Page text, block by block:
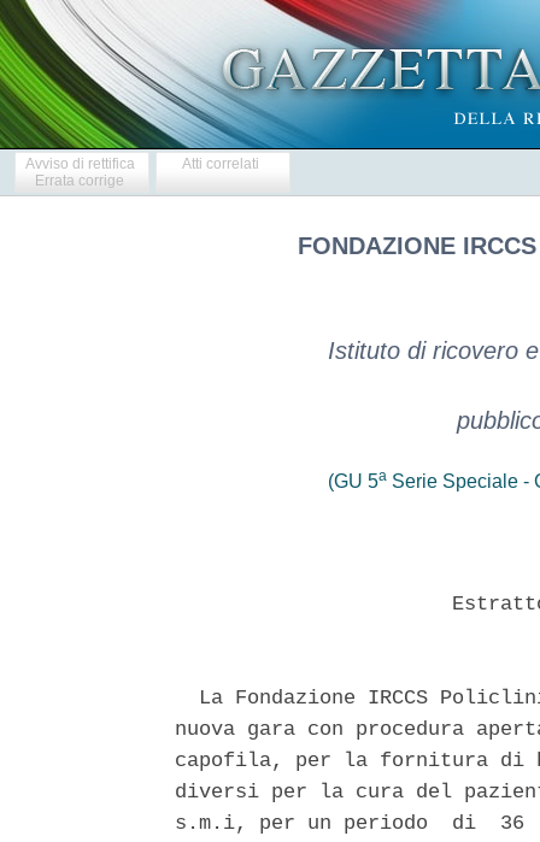
Avviso di rettifica
Errata corrige
Atti correlati
FONDAZIONE
Istituto di ricovero
(GU 5a Serie Speciale -
La Fondazione IRCCS
nuova gara con procedura
capofila, per la fornitura
diversi per la cura del
s.m.i, per un periodo  di  36